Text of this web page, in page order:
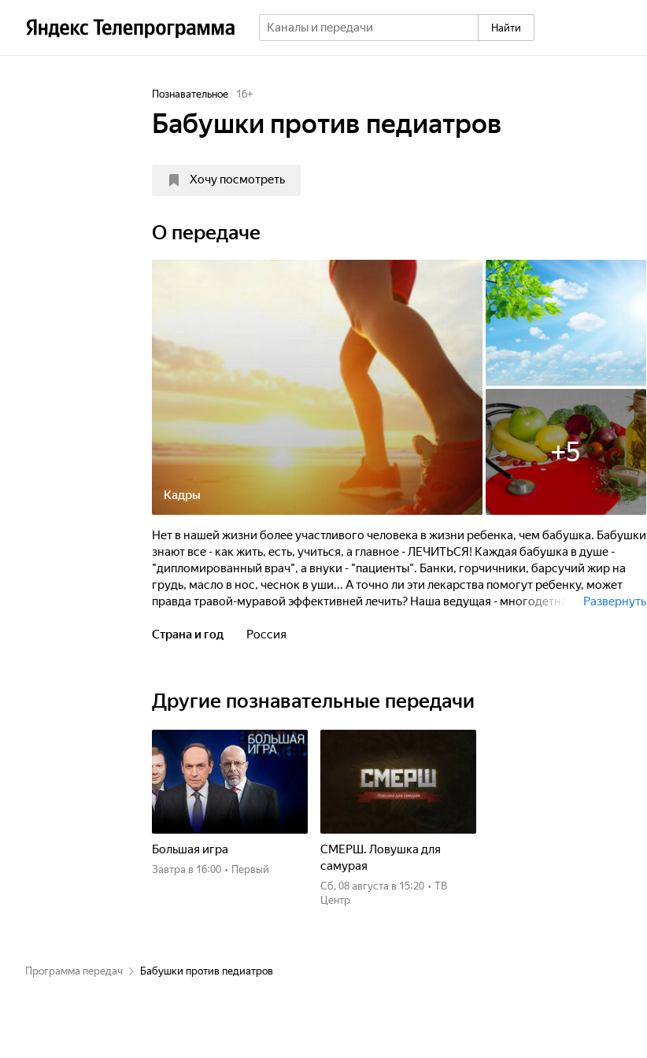
Найти
Познавательное 16+
Бабушки против педиатров
Хочу посмотреть
О передаче
Кадры
+5
Нет в нашей жизни более участливого человека в жизни ребенка, чем бабушка. Бабушки
знают все - как жить, есть, учиться, а главное - ЛЕЧИТЬСЯ! Каждая бабушка в душе -
"дипломированный врач", а внуки - "пациенты". Банки, горчичники, барсучий жир на
грудь, масло в нос, чеснок в уши... А точно ли эти лекарства помогут ребенку, может
правда травой-муравой эффективней лечить? Наша ведущая - многодетная мама,
советы, опровергающие список лекарств от врача. Чтобы развеять сомнения
Развернуть
Страна и год Россия
Другие познавательные передачи
Большая игра
Завтра в 16:00 • Первый
СМЕРШ. Ловушка для
самурая
сб, 08 августа в 15:20 • ТВ
Центр
Программа передач Бабушки против педиатров